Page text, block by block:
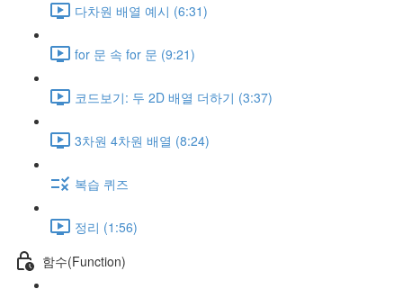
다차원 배열 예시 (6:31)
for 문 속 for 문 (9:21)
코드보기: 두 2D 배열 더하기 (3:37)
3차원 4차원 배열 (8:24)
복습 퀴즈
정리 (1:56)
함수(Function)